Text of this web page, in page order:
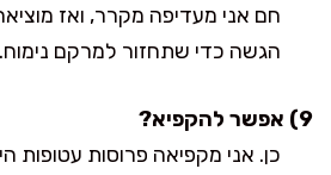
הגשה כדי שתחזור למרקם נימוח.
9) אפשר להקפיא?
כן. אני מקפיאה פרוסות עטופות